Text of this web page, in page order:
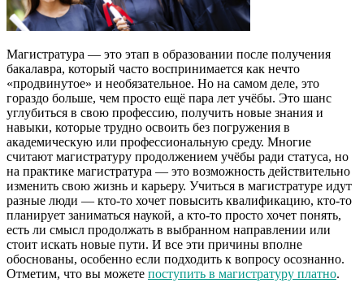
Магистратура — это этап в образовании после получения
бакалавра, который часто воспринимается как нечто
«продвинутое» и необязательное. Но на самом деле, это
гораздо больше, чем просто ещё пара лет учёбы. Это шанс
углубиться в свою профессию, получить новые знания и
навыки, которые трудно освоить без погружения в
академическую или профессиональную среду. Многие
считают магистратуру продолжением учёбы ради статуса, но
на практике магистратура — это возможность действительно
изменить свою жизнь и карьеру. Учиться в магистратуре идут
разные люди — кто-то хочет повысить квалификацию, кто-то
планирует заниматься наукой, а кто-то просто хочет понять,
есть ли смысл продолжать в выбранном направлении или
стоит искать новые пути. И все эти причины вполне
обоснованы, особенно если подходить к вопросу осознанно.
Отметим, что вы можете поступить в магистратуру платно.